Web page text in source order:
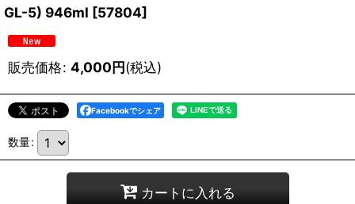
GL-5) 946ml [57804]
販売価格: 4,000円(税込)
Facebookでシェア
数量:
カートに入れる